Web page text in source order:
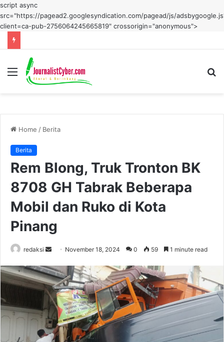
script async
src="https://pagead2.googlesyndication.com/pagead/js/
client=ca-pub-2756064245665819" crossorigin="anonymous">
Menu
Home / Berita
Berita
Rem Blong, Truk Tronton BK
8708 GH Tabrak Beberapa
Mobil dan Ruko di Kota
Pinang
redaksi
Send
email
November 18, 2024 0 59 1 minute read